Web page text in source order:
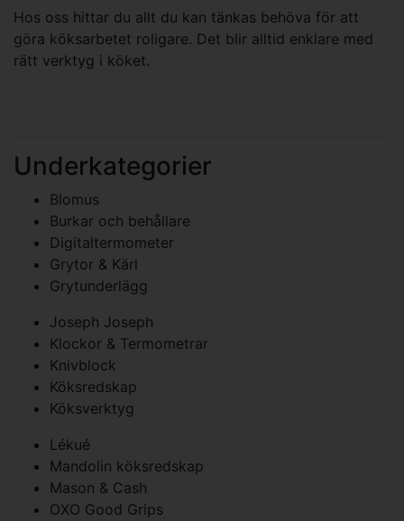
Hos oss hittar du allt du kan tänkas behöva för att
göra köksarbetet roligare. Det blir alltid enklare med
rätt verktyg i köket.
Underkategorier
Blomus
Burkar och behållare
Digitaltermometer
Grytor & Kärl
Grytunderlägg
Joseph Joseph
Klockor & Termometrar
Knivblock
Köksredskap
Köksverktyg
Lékué
Mandolin köksredskap
Mason & Cash
OXO Good Grips